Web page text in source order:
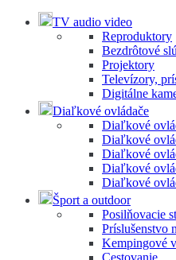
TV audio video
Reproduktory
Bezdrôtové
Projektory
Televízory,
Digitálne
Diaľkové ovládače
Diaľkové
Diaľkové
Diaľkové
Diaľkové
Diaľkové
Šport a outdoor
Posilňovacie
Príslušenstvo
Kempingové
Cestovanie